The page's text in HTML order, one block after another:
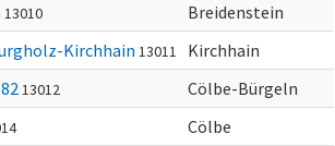
13010
Breidenstein
Kirchhain 13011
Kirchhain
13012
Cölbe-Bürgeln
Cölbe